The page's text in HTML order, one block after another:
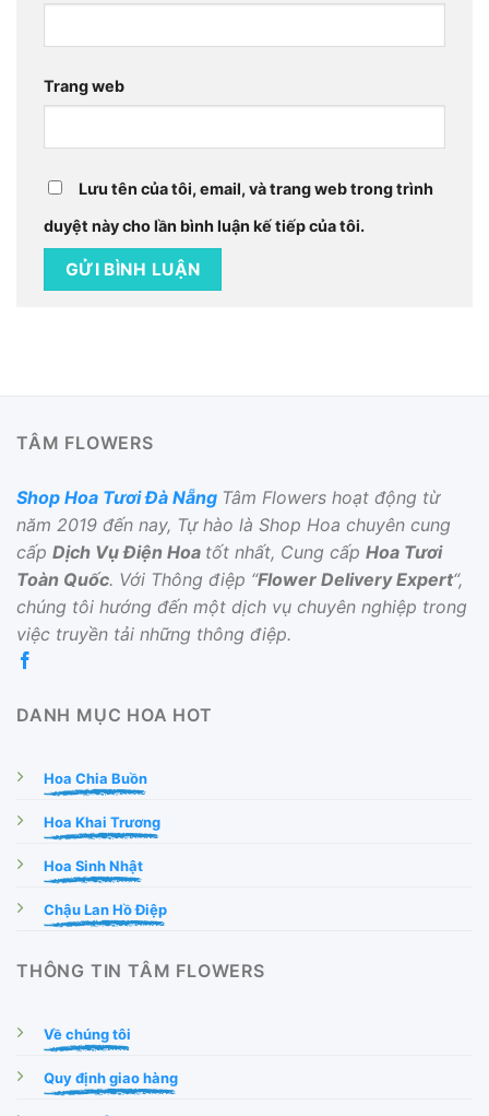
Trang web
Lưu tên của tôi, email, và trang web trong trình
duyệt này cho lần bình luận kế tiếp của tôi.
TÂM FLOWERS
Shop Hoa Tươi Đà Nẵng Tâm Flowers hoạt động từ
năm 2019 đến nay, Tự hào là Shop Hoa chuyên cung
cấp Dịch Vụ Điện Hoa tốt nhất, Cung cấp Hoa Tươi
Toàn Quốc. Với Thông điệp “Flower Delivery Expert“,
chúng tôi hướng đến một dịch vụ chuyên nghiệp trong
việc truyền tải những thông điệp.
DANH MỤC HOA HOT
Hoa Chia Buồn
Hoa Khai Trương
Hoa Sinh Nhật
Chậu Lan Hồ Điệp
THÔNG TIN TÂM FLOWERS
Về chúng tôi
Quy định giao hàng